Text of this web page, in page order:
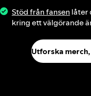
Stöd från fansen låter
kring ett välgörande
Utforska